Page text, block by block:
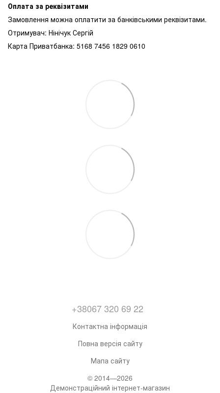
Оплата за реквізитами
Замовлення можна оплатити за банківськими реквізитами.
Отримувач: Нінічук Сергій
Карта Приватбанка: 5168 7456 1829 0610
+38067 320 69 22
Контактна інформація
Повна версія сайту
Мапа сайту
© 2014—2026
Демонстраційний інтернет-магазин